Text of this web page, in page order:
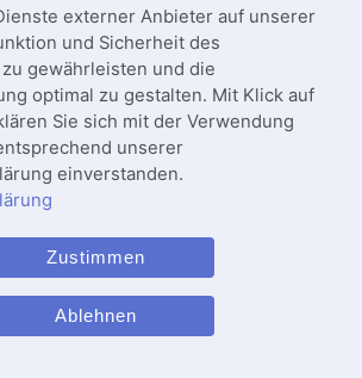
Termin vereinbaren
der sechswöchigen
zu beachten?
externer Anbieter auf unserer
und Sicherheit des
gewährleisten und die
optimal zu gestalten. Mit Klick auf
Sie sich mit der Verwendung
unserer
einverstanden.
Zustimmen
Ablehnen